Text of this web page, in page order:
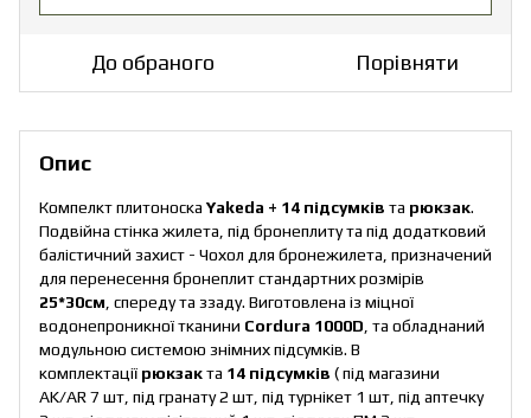
До обраного Порівняти
Опис
Компелкт плитоноска Yakeda + 14 підсумків та рюкзак.
Подвійна стінка жилета, під бронеплиту та під додатковий
балістичний захист - Чохол для бронежилета, призначений
для перенесення бронеплит стандартних розмірів
25*30см , спереду та ззаду. Виготовлена із міцної
водонепроникної тканини Cordura 1000D , та обладнаний
модульною системою знімних підсумків. В
комплектації рюкзакта 14 підсумків ( під магазини
AK/AR 7 шт, під гранату 2 шт, під турнікет 1 шт, під аптечку